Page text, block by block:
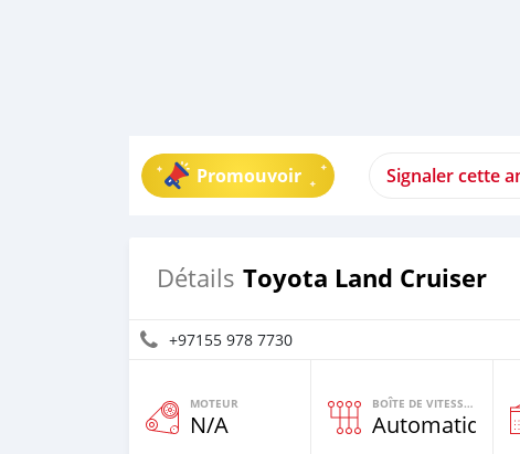
Promouvoir Signaler cette
Détails Toyota Land Cruiser
+97155 978 7730
MOTEUR
N/A
BOÎTE DE VITESSES
Automatique